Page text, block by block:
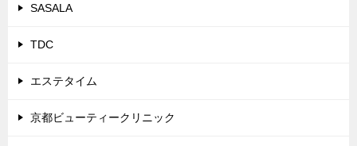
SASALA
TDC
エステタイム
京都ビューティークリニック